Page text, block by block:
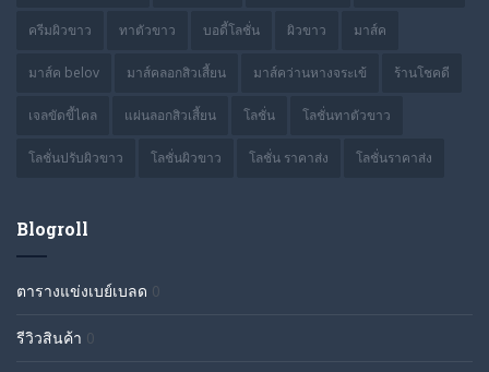
ครีมผิวขาว ทาตัวขาว บอดี้โลชั่น ผิวขาว มาส์ค
มาส์ค belov มาส์คลอกสิวเสี้ยน มาส์คว่านหางจระเข้ ร้านโชคดี
เจลขัดขี้ไคล แผ่นลอกสิวเสี้ยน โลชั่น โลชั่นทาตัวขาว
โลชั่นปรับผิวขาว โลชั่นผิวขาว โลชั่น ราคาส่ง โลชั่นราคาส่ง
Blogroll
ตารางแข่งเบย์เบลด 0
รีวิวสินค้า 0